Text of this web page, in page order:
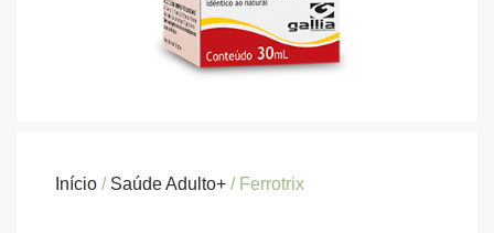
Início / Saúde Adulto+ / Ferrotrix